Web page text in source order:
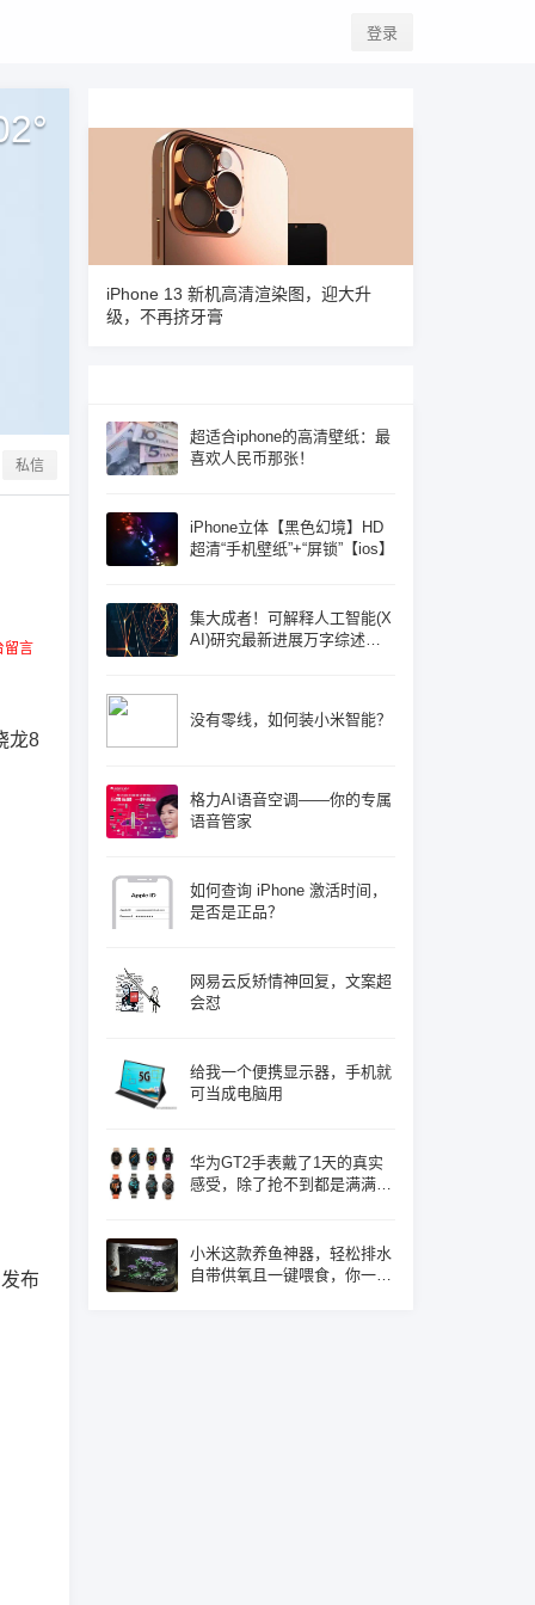
登录
°
私信
留言
龙8
布
iPhone 13 新机高清渲染图，迎大升
级，不再挤牙膏
超适合iphone的高清壁纸：最
喜欢人民币那张！
iPhone立体【黑色幻境】HD
超清“手机壁纸”+“屏锁”【ios】
集大成者！可解释人工智能(X
AI)研究最新进展万字综述论
没有零线，如何装小米智能？
格力AI语音空调——你的专属
语音管家
如何查询 iPhone 激活时间，
是否是正品？
网易云反矫情神回复，文案超
会怼
给我一个便携显示器，手机就
可当成电脑用
华为GT2手表戴了1天的真实
感受，除了抢不到都是满满的
小米这款养鱼神器，轻松排水
自带供氧且一键喂食，你一定